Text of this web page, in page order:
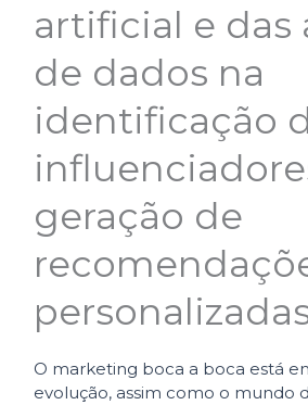
artificial e das
de dados na
identificação
geração de
O marketing boca a boca está
evolução, assim como o mundo